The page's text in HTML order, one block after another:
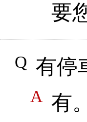
要
有停
有。